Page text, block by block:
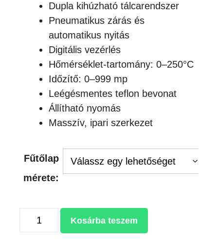
Dupla kihúzható tálcarendszer
Pneumatikus zárás és
automatikus nyitás
Digitális vezérlés
Hőmérséklet-tartomány: 0–250°C
Időzítő: 0–999 mp
Leégésmentes teflon bevonat
Állítható nyomás
Masszív, ipari szerkezet
Fűtőlap
mérete:
NAGYFORMÁTUMÚ
IPARI
Kosárba teszem